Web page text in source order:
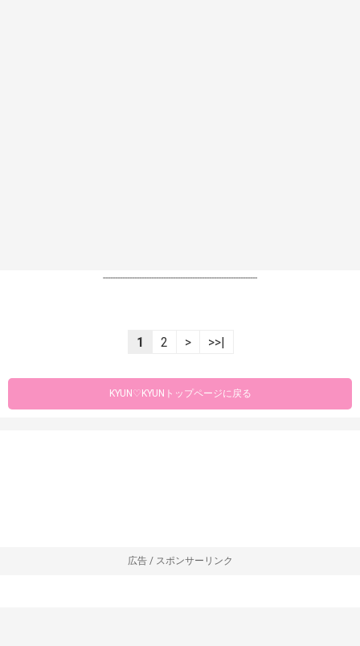
----------------------------------------------------------------
1 2 > >>|
KYUN♡KYUNトップページに戻る
広告 / スポンサーリンク